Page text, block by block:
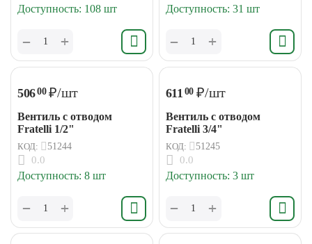
Доступность: 108 шт
+
−
Доступность: 31 шт
+
−
50600 ₽/шт
Вентиль с отводом
Fratelli 1/2"
КОД: 51244
0.0
Доступность: 8 шт
+
−
611 00 ₽/шт
Вентиль с отводом
Fratelli 3/4"
КОД: 51245
0.0
Доступность: 3 шт
+
−